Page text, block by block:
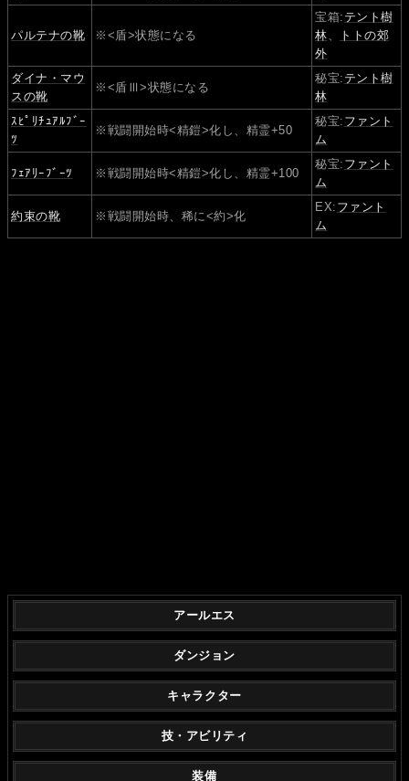
パルテナの靴 ※<盾>状態になる
宝箱: テント樹
林
トトの郊
外
ダイナ・マウ
スの靴
※<盾Ⅲ>状態になる
秘宝: テント樹
林
ｽﾋﾟﾘﾁｭｱﾙﾌﾞｰ
ﾂ
※戦闘開始時<精鎧>化し、精霊+50
秘宝: ファント
ム
ﾌｪｱﾘｰﾌﾞｰﾂ ※戦闘開始時<精鎧>化し、精霊+100
秘宝: ファント
ム
約束の靴 ※戦闘開始時、稀に<約>化
EX: ファント
ム
アールエス
ダンジョン
キャラクター
技・アビリティ
装備